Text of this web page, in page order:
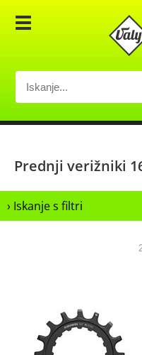
Prednji verižniki
› Iskanje s filtri